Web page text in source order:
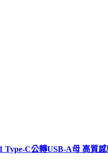
Type-C公轉USB-A母 高質